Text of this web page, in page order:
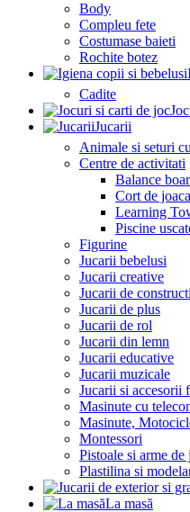
Body
Compleu fete
Costumase baieti
Rochite botez
Cadite
Jucarii
Animale si seturi
Centre de activitati
Balance
Cort de joaca
Learning
Piscine
Figurine
Jucarii bebelusi
Jucarii creative
Jucarii de
Jucarii de plus
Jucarii de rol
Jucarii din lemn
Jucarii educative
Jucarii muzicale
Jucarii si accesorii
Masinute cu
Masinute,
Montessori
Pistoale si arme de
Plastilina si
La masă